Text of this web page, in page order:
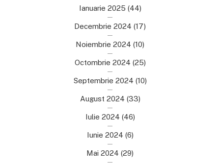
Ianuarie 2025 (44)
Decembrie 2024 (17)
Noiembrie 2024 (10)
Octombrie 2024 (25)
Septembrie 2024 (10)
August 2024 (33)
Iulie 2024 (46)
Iunie 2024 (6)
Mai 2024 (29)